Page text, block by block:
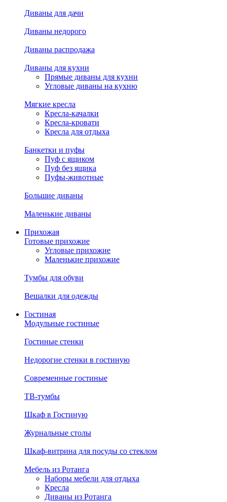
Диваны для дачи
Диваны недорого
Диваны распродажа
Диваны для кухни
Прямые диваны для кухни
Угловые диваны на кухню
Мягкие кресла
Кресла-качалки
Кресла-кровати
Кресла для отдыха
Банкетки и пуфы
Пуф с ящиком
Пуф без ящика
Пуфы-животные
Большие диваны
Маленькие диваны
Прихожая
Готовые прихожие
Угловые прихожие
Маленькие прихожие
Тумбы для обуви
Вешалки для одежды
Гостиная
Модульные гостиные
Гостиные стенки
Недорогие стенки в гостиную
Современные гостиные
ТВ-тумбы
Шкаф в Гостиную
Журнальные столы
Шкаф-витрина для посуды со стеклом
Мебель из Ротанга
Наборы мебели для отдыха
Кресла
Диваны из Ротанга